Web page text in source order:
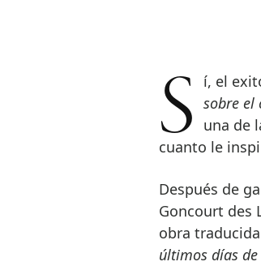
Sí, el
sobre el
una de
cuanto le
Después de
Goncourt des
obra
últimos días